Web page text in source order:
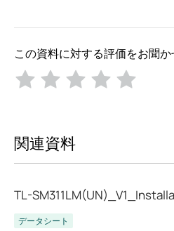
この資料に対する評価をお聞
関連資料
TL-
データシート